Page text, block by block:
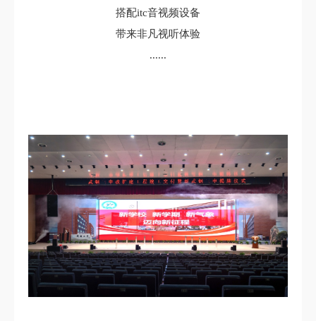
搭配itc音视频设备
带来非凡视听体验
......